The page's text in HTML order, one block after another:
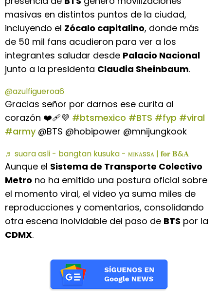
masivas en distintos puntos de la ciudad,
incluyendo el Zócalo capitalino, donde más
de 50 mil fans acudieron para ver a los
integrantes saludar desde Palacio Nacional
junto a la presidenta Claudia Sheinbaum.
@azulfigueroa6
Gracias señor por darnos ese curita al
corazón ❤️‍🩹💜 #btsmexico #BTS #fyp #viral
#army @BTS @hobipower @mnijungkook
♬ suara asli - bangtan kusuka - ᴍɪɴᴀssᴀ | 𝐟𝐨𝐫 𝐁&𝐀
Aunque el Sistema de Transporte Colectivo
Metro no ha emitido una postura oficial sobre
el momento viral, el video ya suma miles de
reproducciones y comentarios, consolidando
otra escena inolvidable del paso de BTS por la
CDMX.